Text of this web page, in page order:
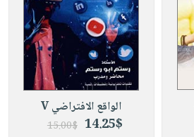
الواقع الافتراضي V
14.25$
15.00$